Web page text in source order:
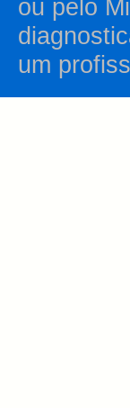
ou pelo
um